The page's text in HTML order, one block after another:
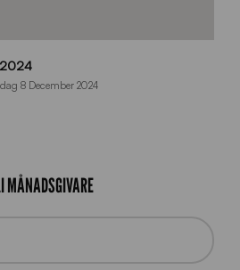
8 December 2024
MÅNADSGIVARE